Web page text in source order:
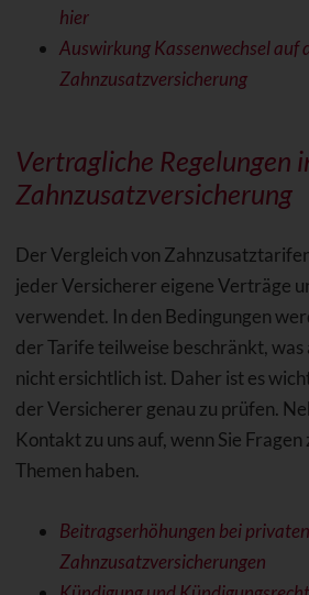
hier
Auswirkung Kassenwechsel auf
Zahnzusatzversicherung
Vertragliche Regelungen
Zahnzusatzversicherung
Der Vergleich von
jeder Versicherer eigene Verträge
verwendet. In den Bedingungen
der Tarife teilweise beschränkt,
nicht ersichtlich ist. Daher ist es
der Versicherer genau zu prüfen.
Kontakt zu uns auf, wenn Sie
Themen haben.
Beitragserhöhungen bei privaten
Zahnzusatzversicherungen